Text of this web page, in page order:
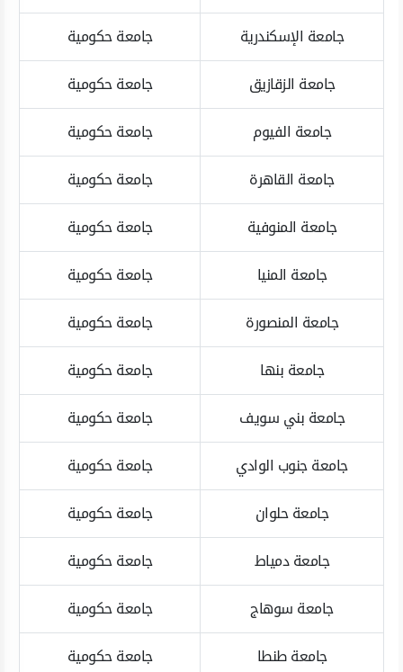
جامعة الإسكندرية
جامعة حكومية
جامعة الزقازيق
جامعة حكومية
جامعة الفيوم
جامعة حكومية
جامعة القاهرة
جامعة حكومية
جامعة المنوفية
جامعة حكومية
جامعة المنيا
جامعة حكومية
جامعة المنصورة
جامعة حكومية
جامعة بنها
جامعة حكومية
جامعة بني سويف
جامعة حكومية
جامعة جنوب الوادي
جامعة حكومية
جامعة حلوان
جامعة حكومية
جامعة دمياط
جامعة حكومية
جامعة سوهاج
جامعة حكومية
جامعة طنطا
جامعة حكومية